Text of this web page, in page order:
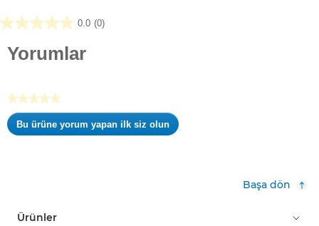
0.0 (0)
0.0/5
Yorumlar
★★★★★
Değerlendirme
değeriBu ürüne yorum yapan ilk siz olun
.
kutusu
Başa dön
Ürünler